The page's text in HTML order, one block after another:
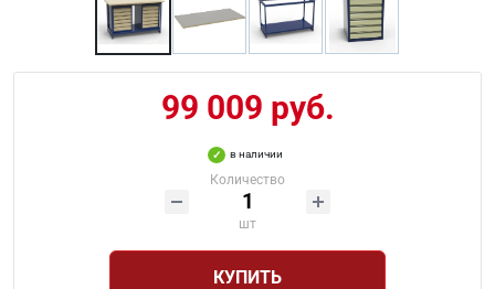
99 009 руб.
в наличии
Количество
шт
КУПИТЬ